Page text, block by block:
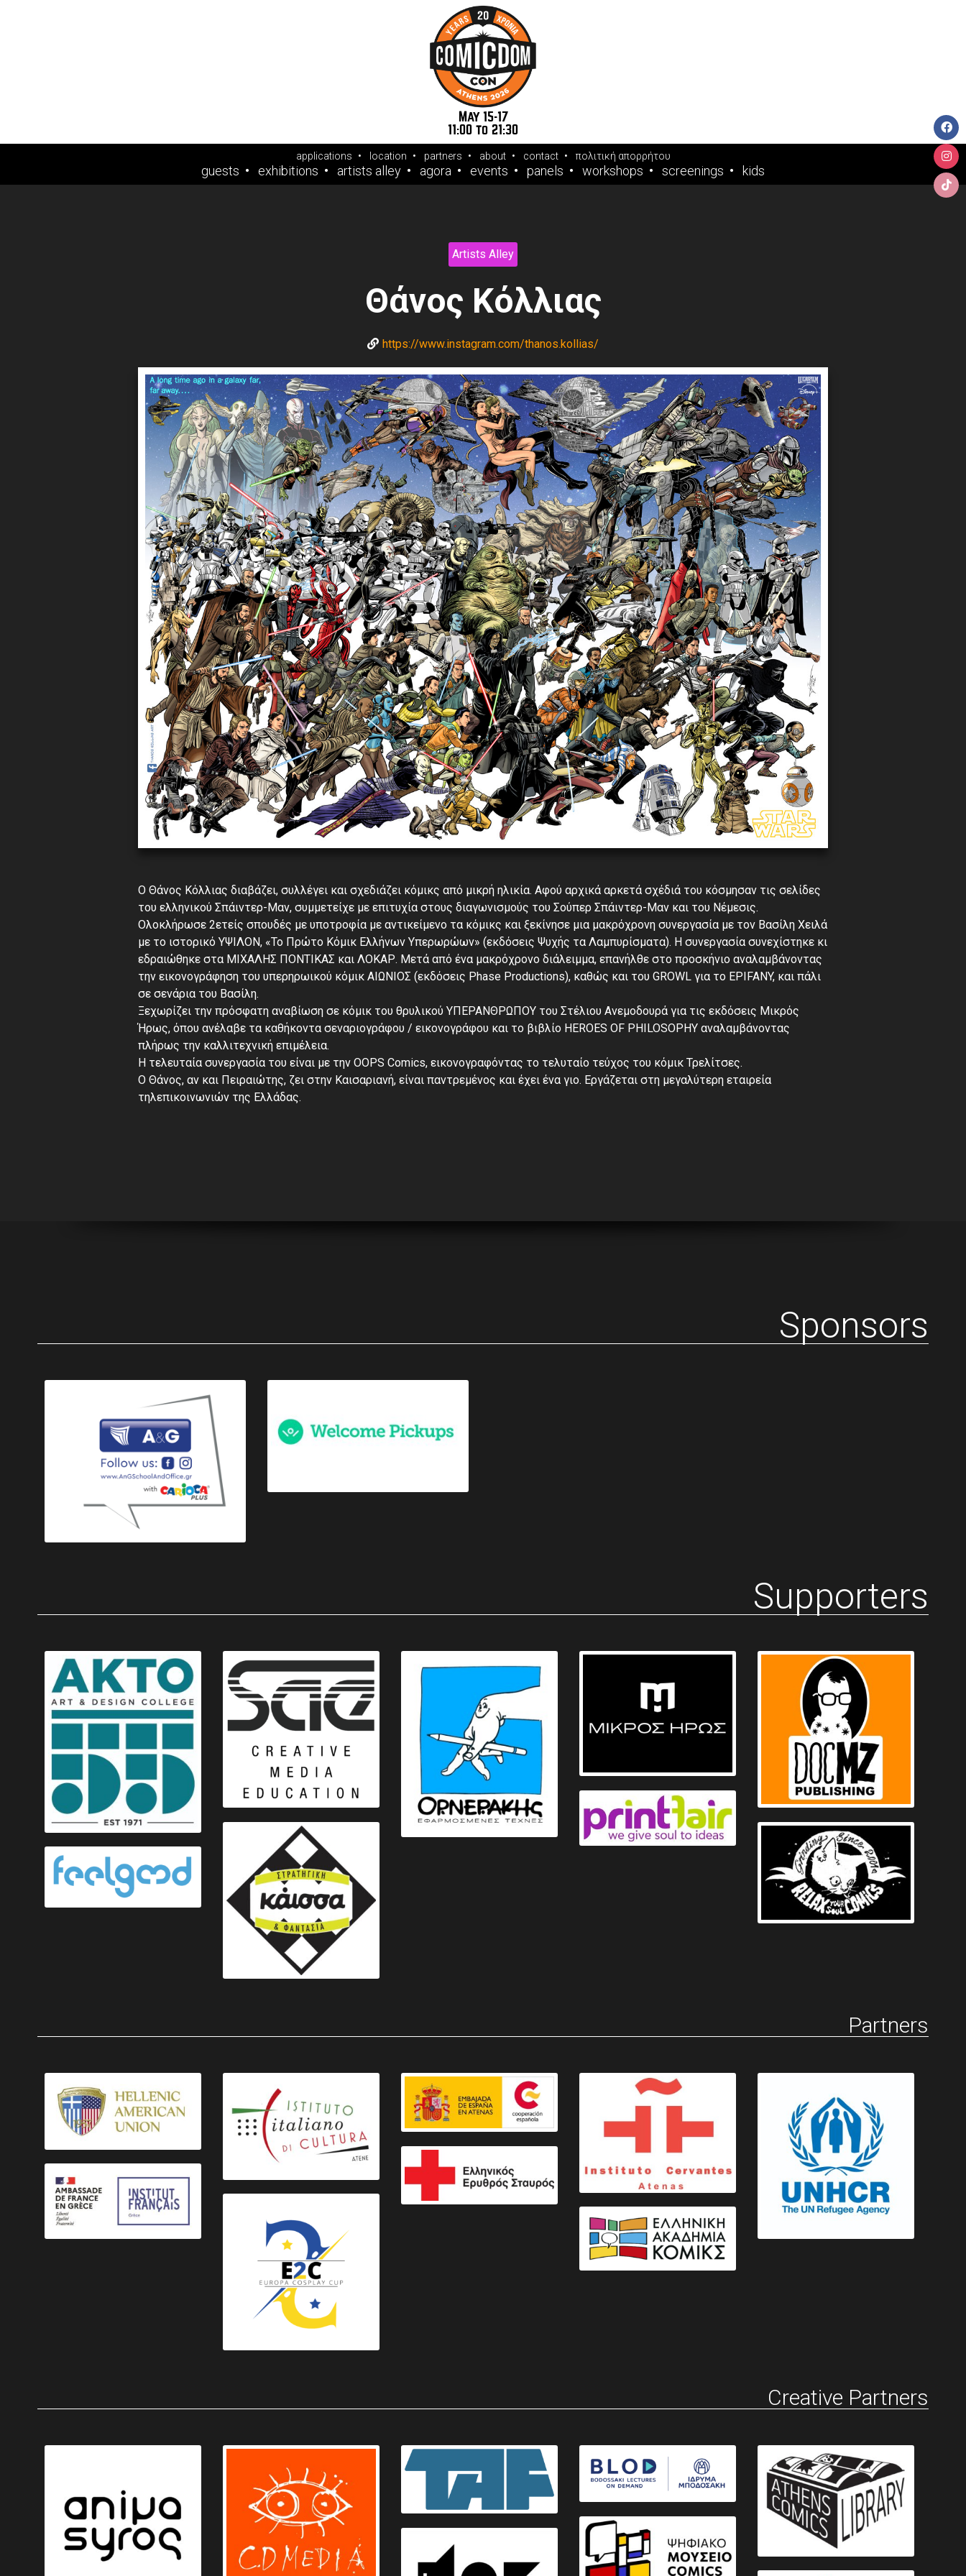
May 15-17
11:00 to 21:30
applications location partners about contact πολιτική απορρήτου
guests exhibitions artists alley agora events panels workshops screenings kids
Artists Alley
Θάνος Κόλλιας
https://www.instagram.com/thanos.kollias/
Ο Θάνος Κόλλιας διαβάζει, συλλέγει και σχεδιάζει κόμικς από μικρή ηλικία. Αφού αρχικά αρκετά σχέδιά του κόσμησαν τις σελίδες
του ελληνικού Σπάιντερ-Μαν, συμμετείχε με επιτυχία στους διαγωνισμούς του Σούπερ Σπάιντερ-Μαν και του Νέμεσις.
Ολοκλήρωσε 2ετείς σπουδές με υποτροφία με αντικείμενο τα κόμικς και ξεκίνησε μια μακρόχρονη συνεργασία με τον Βασίλη Χειλά
με το ιστορικό ΥΨΙΛΟΝ, «Το Πρώτο Κόμικ Ελλήνων Υπερωρώων» (εκδόσεις Ψυχής τα Λαμπυρίσματα). Η συνεργασία συνεχίστηκε κι
εδραιώθηκε στα ΜΙΧΑΛΗΣ ΠΟΝΤΙΚΑΣ και ΛΟΚΑΡ. Μετά από ένα μακρόχρονο διάλειμμα, επανήλθε στο προσκήνιο αναλαμβάνοντας
την εικονογράφηση του υπερηρωικού κόμικ ΑΙΩΝΙΟΣ (εκδόσεις Phase Productions), καθώς και του GROWL για το EPIFANY, και πάλι
σε σενάρια του Βασίλη.
Ξεχωρίζει την πρόσφατη αναβίωση σε κόμικ του θρυλικού ΥΠΕΡΑΝΘΡΩΠΟΥ του Στέλιου Ανεμοδουρά για τις εκδόσεις Μικρός
Ήρως, όπου ανέλαβε τα καθήκοντα σεναριογράφου / εικονογράφου και το βιβλίο HEROES OF PHILOSOPHY αναλαμβάνοντας
πλήρως την καλλιτεχνική επιμέλεια.
Η τελευταία συνεργασία του είναι με την OOPS Comics, εικονογραφόντας το τελυταίο τεύχος του κόμικ Τρελίτσες.
Ο Θάνος, αν και Πειραιώτης, ζει στην Καισαριανή, είναι παντρεμένος και έχει ένα γιο. Εργάζεται στη μεγαλύτερη εταιρεία
τηλεπικοινωνιών της Ελλάδας.
Sponsors
Supporters
Partners
Creative Partners